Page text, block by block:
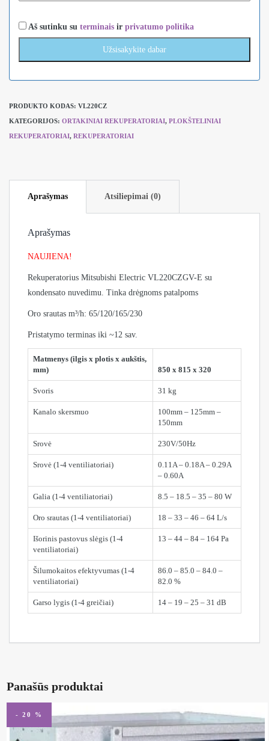
Aš sutinku su terminais ir privatumo politika
PRODUKTO KODAS: VL220CZ
KATEGORIJOS: ORTAKINIAI REKUPERATORIAI, PLOKŠTELINIAI
REKUPERATORIAI, REKUPERATORIAI
Aprašymas Atsiliepimai (0)
Aprašymas
NAUJIENA!
Rekuperatorius Mitsubishi Electric VL220CZGV-E su
kondensato nuvedimu. Tinka drėgnoms patalpoms
Oro srautas m³/h: 65/120/165/230
Pristatymo terminas iki ~12 sav.
Matmenys (ilgis x plotis x aukštis,
mm)
850 x 815 x 320
Svoris 31 kg
Kanalo skersmuo
100mm – 125mm –
150mm
Srovė 230V/50Hz
Srovė (1-4 ventiliatoriai)
0.11A – 0.18A – 0.29A
– 0.60A
Galia (1-4 ventiliatoriai) 8.5 – 18.5 – 35 – 80 W
Oro srautas (1-4 ventiliatoriai) 18 – 33 – 46 – 64 L/s
Išorinis pastovus slėgis (1-4
ventiliatoriai)
13 – 44 – 84 – 164 Pa
Šilumokaitos efektyvumas (1-4
ventiliatoriai)
86.0 – 85.0 – 84.0 –
82.0 %
Garso lygis (1-4 greičiai) 14 – 19 – 25 – 31 dB
Panašūs produktai
- 20 %